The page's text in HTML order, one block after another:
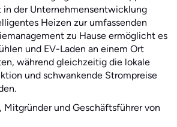
der Unternehmensentwicklung
Heizen zur umfassenden
zu Hause ermöglicht es
und EV-Laden an einem Ort
während gleichzeitig die lokale
und schwankende Strompreise
Mitgründer und Geschäftsführer von